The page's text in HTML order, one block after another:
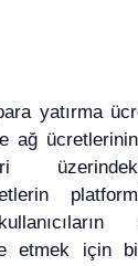
yatırma
ağ ücretlerinin
etmek için